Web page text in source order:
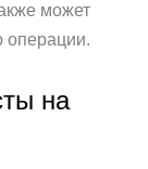
может
операции.
на